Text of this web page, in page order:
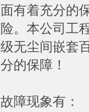
面有着充分的
险。本公司工
级无尘间嵌套
分的保障！
故障现象有：